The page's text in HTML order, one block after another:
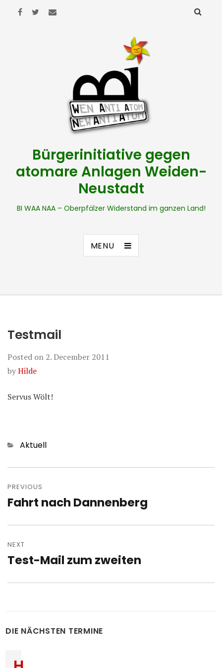
Bürgerinitiative gegen
atomare Anlagen Weiden-
Neustadt
BI WAA NAA – Oberpfälzer Widerstand im ganzen Land!
MENU
Testmail
Posted on 2. December 2011
byHilde
Servus Wölt!
Categories
Aktuell
navigation
PREVIOUS
Previous
Fahrt nach Dannenberg
NEXT
Next
Test-Mail zum zweiten
DIE NÄCHSTEN TERMINE